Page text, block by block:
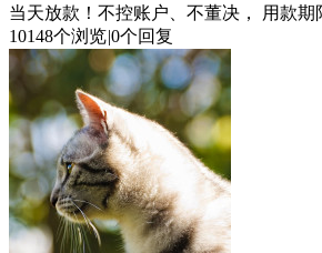
当天放款！不控账户、不董决， 用款
10148个浏览|0个回复